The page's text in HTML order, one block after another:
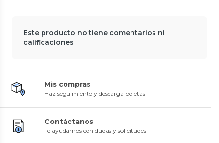
Este producto no tiene comentarios ni
calificaciones
Mis compras
Haz seguimiento y descarga boletas
Contáctanos
Te ayudamos con dudas y solicitudes